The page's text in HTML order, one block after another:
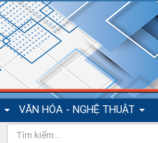
VĂN HÓA - NGHỆ THUẬT